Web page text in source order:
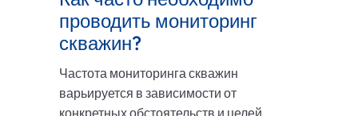
проводить мониторинг
скважин?
Частота мониторинга скважин
варьируется в зависимости от